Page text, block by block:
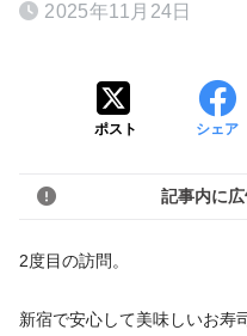
2025年11月24日
ポスト シェア
記事内に
2度目の訪問。
新宿で安心して美味しいお